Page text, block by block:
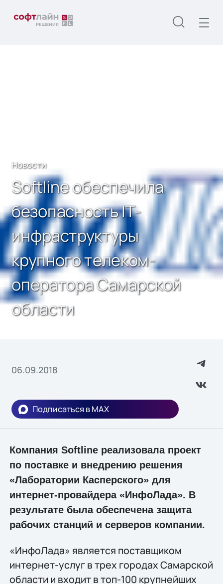
Новости
Softline обеспечила
безопасность IТ-
инфраструктуры
крупного телеком-
оператора Самарской
области
06.09.2018
Подписаться в MAX
Компания Softline реализовала проект
по поставке и внедрению решения
«Лаборатории Касперского» для
интернет-провайдера «ИнфоЛада». В
результате была обеспечена защита
рабочих станций и серверов компании.
«ИнфоЛада» является поставщиком
интернет-услуг в трех городах Самарской
области и входит в топ-100 крупнейших